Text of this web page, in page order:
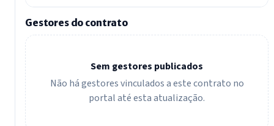
Gestores do contrato
Sem gestores publicados
Não há gestores vinculados a este contrato no
portal até esta atualização.